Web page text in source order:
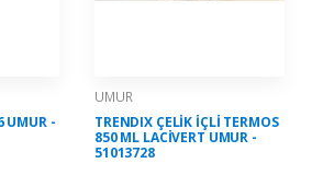
UMUR -
UMUR
TRENDIX ÇELİK İÇLİ TERMOS
850 ML LACİVERT UMUR -
51013728